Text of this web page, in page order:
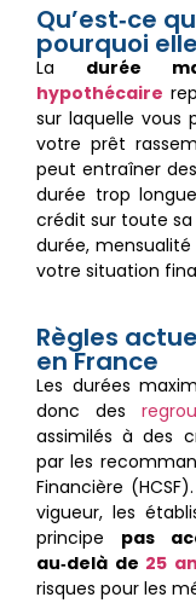
Qu’est‑ce
pourquoi
La durée
hypothécaire
sur laquelle vous
votre prêt
peut entraîner
durée trop
crédit sur toute
durée,
votre situation
Règles
en France
Les durées
donc des
assimilés à des
par les
Financière
vigueur, les
principe pas
au‑delà de 25
risques pour les